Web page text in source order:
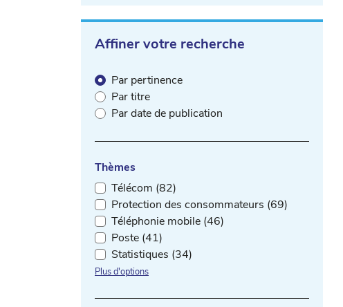
Affiner votre recherche
Par pertinence
Par titre
Par date de publication
Thèmes
Télécom (82)
Protection des consommateurs (69)
Téléphonie mobile (46)
Poste (41)
Statistiques (34)
Plus d'options